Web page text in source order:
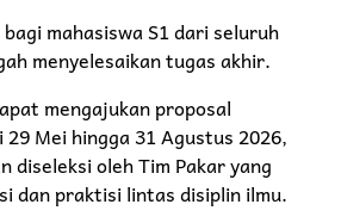
mahasiswa S1 dari seluruh
menyelesaikan tugas akhir.
mengajukan proposal
Mei hingga 31 Agustus 2026,
diseleksi oleh Tim Pakar yang
dan praktisi lintas disiplin ilmu.